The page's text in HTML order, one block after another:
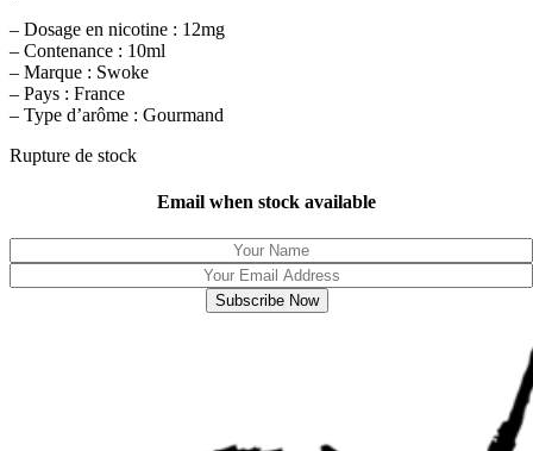
– Dosage en nicotine : 12mg
– Contenance : 10ml
– Marque : Swoke
– Pays : France
– Type d’arôme : Gourmand
Rupture de stock
Email when stock available